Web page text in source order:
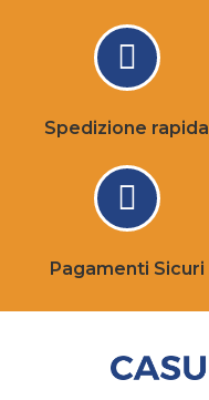
Spedizione rapida
Pagamenti Sicuri